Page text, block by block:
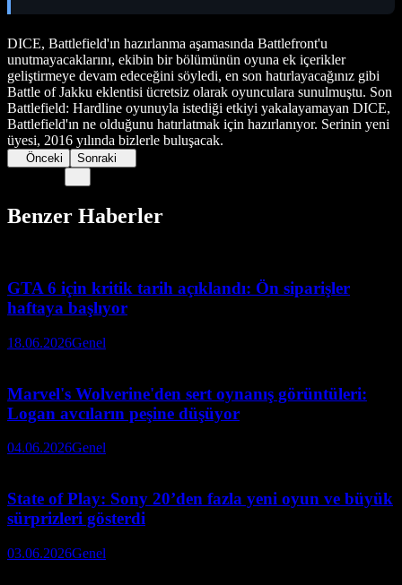
DICE, Battlefield'ın hazırlanma aşamasında Battlefront'u
unutmayacaklarını, ekibin bir bölümünün oyuna ek içerikler
geliştirmeye devam edeceğini söyledi, en son hatırlayacağınız gibi
Battle of Jakku eklentisi ücretsiz olarak oyunculara sunulmuştu. Son
Battlefield: Hardline oyunuyla istediği etkiyi yakalayamayan DICE,
Battlefield'ın ne olduğunu hatırlatmak için hazırlanıyor. Serinin yeni
üyesi, 2016 yılında bizlerle buluşacak.
Önceki Sonraki
Benzer Haberler
GTA 6 için kritik tarih açıklandı: Ön siparişler
haftaya başlıyor
18.06.2026Genel
Marvel's Wolverine'den sert oynanış görüntüleri:
Logan avcıların peşine düşüyor
04.06.2026Genel
State of Play: Sony 20’den fazla yeni oyun ve büyük
sürprizleri gösterdi
03.06.2026Genel